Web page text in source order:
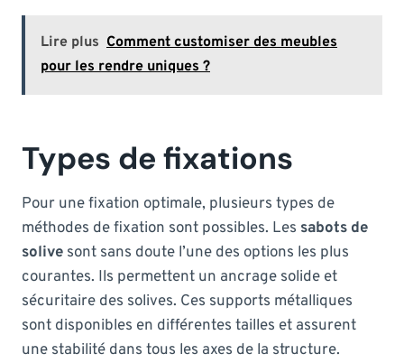
Lire plus Comment customiser des meubles
pour les rendre uniques ?
Types de fixations
Pour une fixation optimale, plusieurs types de
méthodes de fixation sont possibles. Les sabots de
solive sont sans doute l’une des options les plus
courantes. Ils permettent un ancrage solide et
sécuritaire des solives. Ces supports métalliques
sont disponibles en différentes tailles et assurent
une stabilité dans tous les axes de la structure.